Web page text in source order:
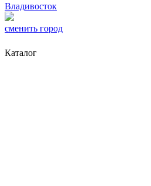
Владивосток
сменить город
Каталог